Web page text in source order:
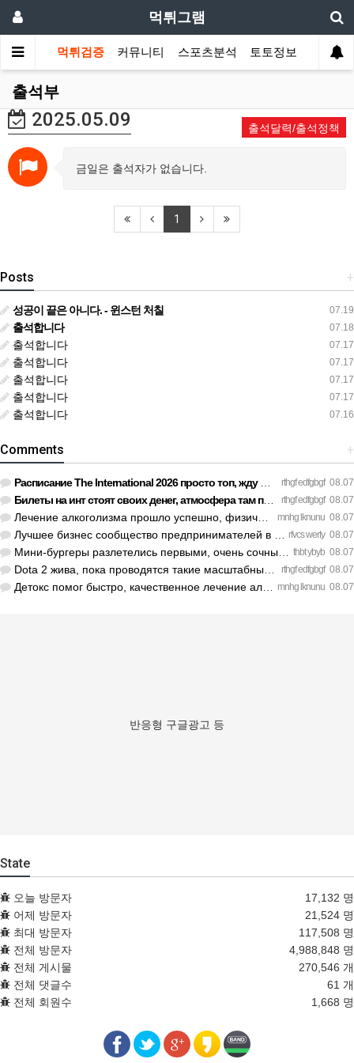
먹튀그램
먹튀검증 커뮤니티 스포츠분석 토토정보
출석부
2025.05.09 출석달력/출석정책
금일은 출석자가 없습니다.
1
+
Posts
07.19
성공이 끝은 아니다. - 윈스턴 처칠
07.18
출석합니다
07.17
출석합니다
07.17
출석합니다
07.17
출석합니다
07.17
출석합니다
07.16
출석합니다
+
Comments
rthgf edfgbgf 08.07
Расписание The International 2026 просто топ, жду финал! htt…
rthgf edfgbgf 08.07
Билеты на инт стоят своих денег, атмосфера там просто непере…
mnhg lknunu 08.07
Лечение алкоголизма прошло успешно, физической тяги больше н…
rfvcs werty 08.07
Лучшее бизнес сообщество предпринимателей в Санкт-Петербурге…
thbt ybyb 08.07
Мини-бургеры разлетелись первыми, очень сочные. https://inte…
rthgf edfgbgf 08.07
Dota 2 жива, пока проводятся такие масштабные турниры. https…
mnhg lknunu 08.07
Детокс помог быстро, качественное лечение алкоголизма Санкт-…
반응형 구글광고 등
State
오늘 방문자
17,132 명
어제 방문자
21,524 명
최대 방문자
117,508 명
전체 방문자
4,988,848 명
전체 게시물
270,546 개
전체 댓글수
61 개
전체 회원수
1,668 명